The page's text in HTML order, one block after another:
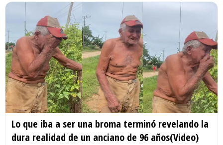
Lo que iba a ser una broma terminó revelando la
dura realidad de un anciano de 96 años(Video)